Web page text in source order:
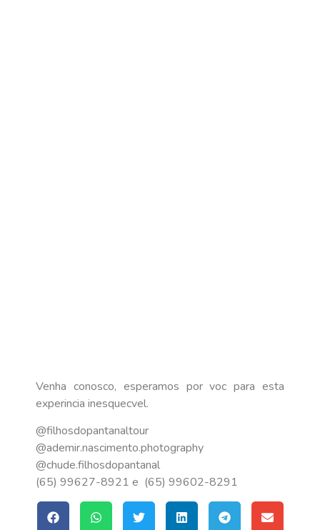
Venha conosco, esperamos por voc para esta
experincia inesquecvel.
@filhosdopantanaltour
@ademir.nascimento.photography
@chude.filhosdopantanal
(65) 99627-8921 e (65) 99602-8291